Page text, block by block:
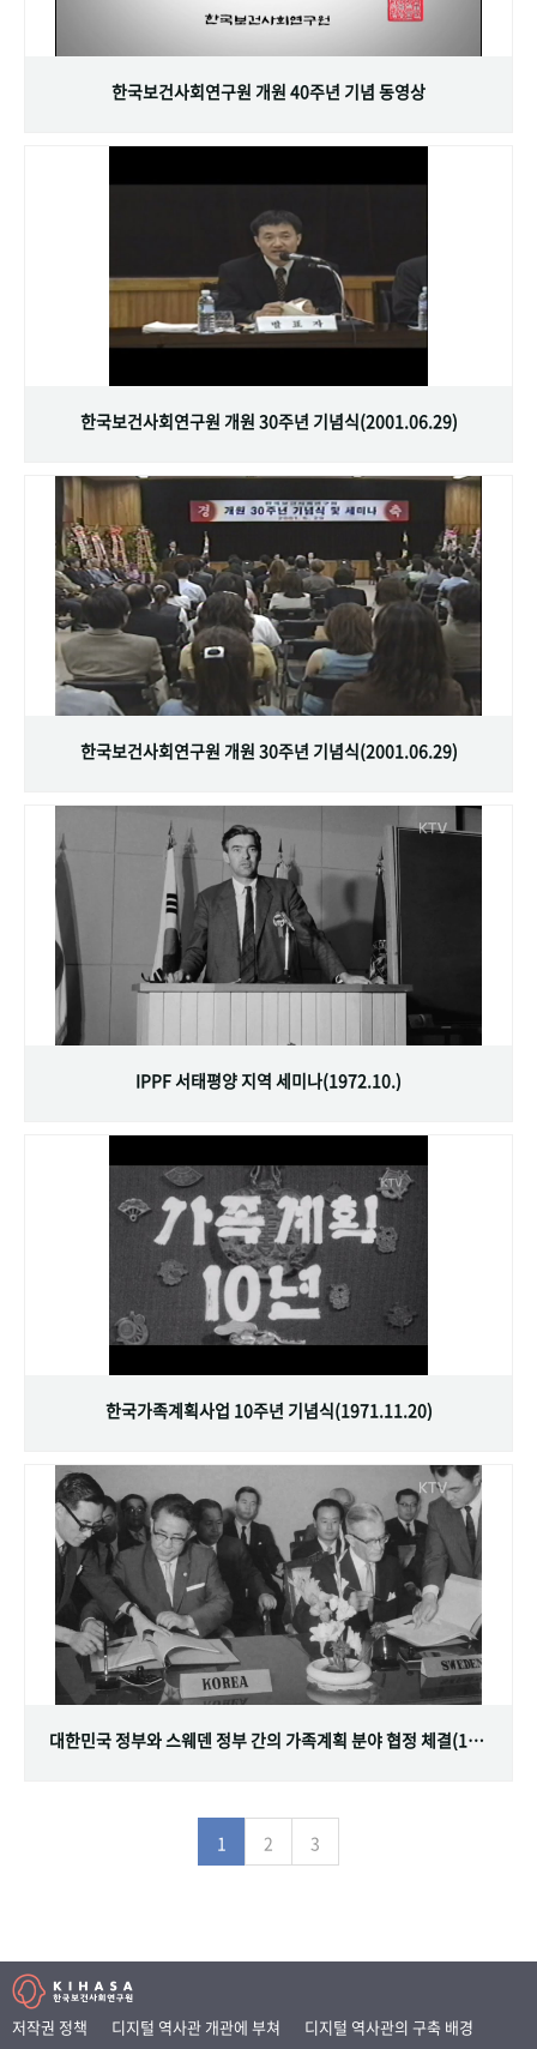
한국보건사회연구원 개원 40주년 기념 동영상
한국보건사회연구원 개원 30주년 기념식(2001.06.29)
한국보건사회연구원 개원 30주년 기념식(2001.06.29)
IPPF 서태평양 지역 세미나(1972.10.)
한국가족계획사업 10주년 기념식(1971.11.20)
대한민국 정부와 스웨덴 정부 간의 가족계획 분야 협정 체결(1968.07.12)
1 2 3
저작권 정책 디지털 역사관 개관에 부쳐
디지털 역사관의 구축 배경